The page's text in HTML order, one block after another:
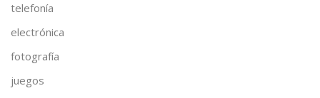
telefonía
electrónica
fotografía
juegos